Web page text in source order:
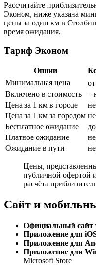
Рассчитайте
Эконом, ниже указана
цены за один км в
время ожидания.
Тариф Эконом
Опции
Минимальная цена
Включено в стоимость
–
Цена за 1 км в городе
Цена за 1 км за городом
Бесплатное ожидание
Платное ожидание
Ожидание в пути
Цены,
публичной офертой
расчёта
Сайт и
Официальный сайт
Приложение для
Приложение для
Приложение для
Microsoft Store